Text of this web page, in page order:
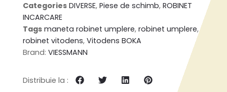
Categories DIVERSE, Piese de schimb, ROBINET
INCARCARE
Tags maneta robinet umplere, robinet umplere,
robinet vitodens, Vitodens BOKA
Brand: VIESSMANN
Distribuie la :